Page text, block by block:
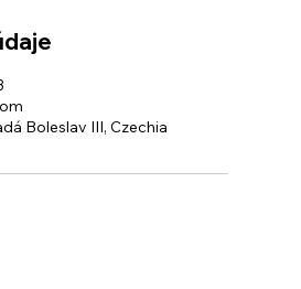
Boleslav III, Czechia